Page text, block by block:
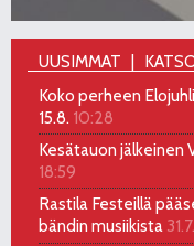
UUSIMMAT
Koko perheen
15.8. 10:28
Kesätauon jälkeinen
18:59
Rastila Festeillä
bändin musiikista